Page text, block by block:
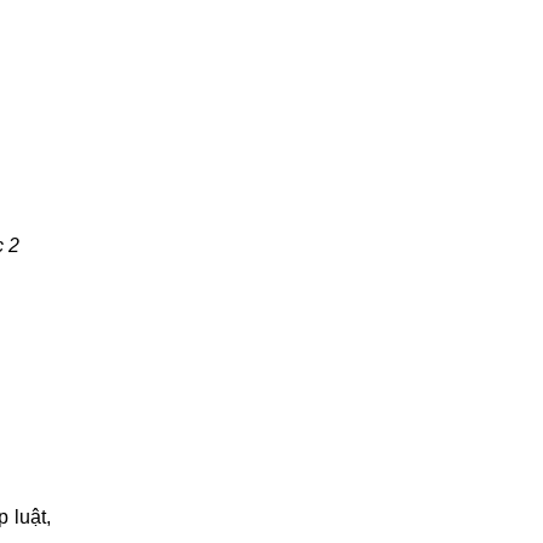
2
luật,